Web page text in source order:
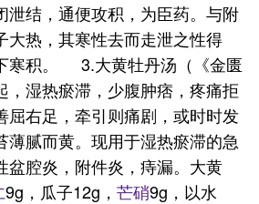
泄结，通便攻积，为臣药。与附
大热，其寒性去而走泄之性得
寒积。 3.大黄牡丹汤（《金匮
，湿热瘀滞，少腹肿痞，疼痛拒
屈右足，牵引则痛剧，或时时发
薄腻而黄。现用于湿热瘀滞的急
盆腔炎，附件炎，痔漏。大黄
9g，瓜子12g， 芒硝9g，以水